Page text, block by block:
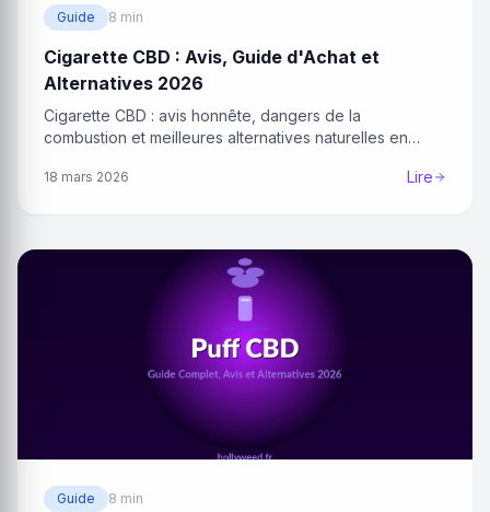
Guide 8 min
Cigarette CBD : Avis, Guide d'Achat et
Alternatives 2026
Cigarette CBD : avis honnête, dangers de la
combustion et meilleures alternatives naturelles en
18 mars 2026 Lire
Guide 8 min